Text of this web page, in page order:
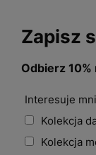
Zapisz
Odbierz
Interesuje
Kolekcja
Kolekcja